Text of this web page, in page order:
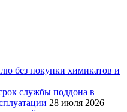
без покупки химикатов и
службы поддона в
28 июля 2026